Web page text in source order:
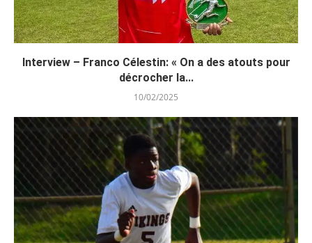
Interview – Franco Célestin: « On a des atouts pour
décrocher la...
10/02/2025